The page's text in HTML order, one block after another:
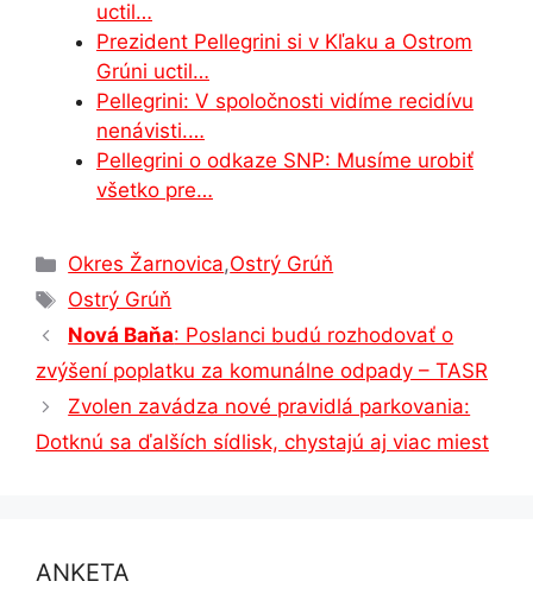
uctil…
Prezident Pellegrini si v Kľaku a Ostrom
Grúni uctil…
Pellegrini: V spoločnosti vidíme recidívu
nenávisti.…
Pellegrini o odkaze SNP: Musíme urobiť
všetko pre…
Kategórie
Okres Žarnovica,Ostrý Grúň
Značky
Ostrý Grúň
Nová Baňa: Poslanci budú rozhodovať o
zvýšení poplatku za komunálne odpady – TASR
Zvolen zavádza nové pravidlá parkovania:
Dotknú sa ďalších sídlisk, chystajú aj viac miest
ANKETA